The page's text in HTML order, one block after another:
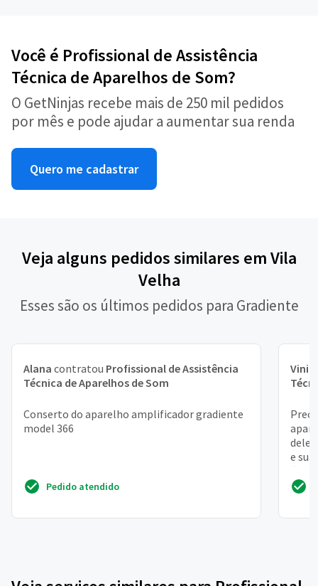
Você é Profissional de Assistência
Técnica de Aparelhos de Som?
O GetNinjas recebe mais de 250 mil pedidos
por mês e pode ajudar a aumentar sua renda
Quero me cadastrar
Veja alguns pedidos similares em Vila
Velha
Esses são os últimos pedidos para Gradiente
Alana contratou Profissional de Assistência
Técnica de Aparelhos de Som
Conserto do aparelho amplificador gradiente
model 366
Pedido atendido
dele!
e
é